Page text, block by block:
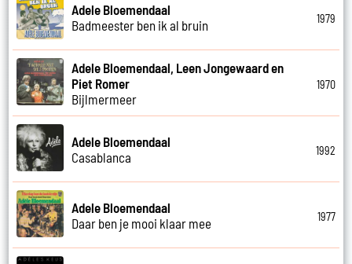
Adele Bloemendaal
Badmeester ben ik al bruin
1979
Adele Bloemendaal, Leen Jongewaard en
Piet Romer
Bijlmermeer
1970
Adele Bloemendaal
Casablanca
1992
Adele Bloemendaal
Daar ben je mooi klaar mee
1977